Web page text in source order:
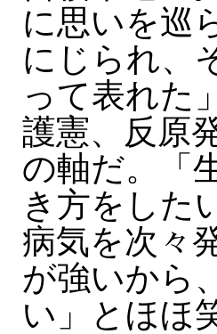
に思いを巡
にじられ、
って表れた
護憲、反原
の軸だ。「
き方をした
病気を次々
が強いから
い」とほほ